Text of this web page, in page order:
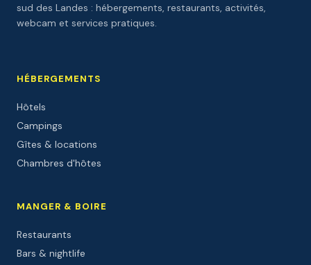
sud des Landes : hébergements, restaurants, activités,
webcam et services pratiques.
HÉBERGEMENTS
Hôtels
Campings
Gîtes & locations
Chambres d'hôtes
MANGER & BOIRE
Restaurants
Bars & nightlife